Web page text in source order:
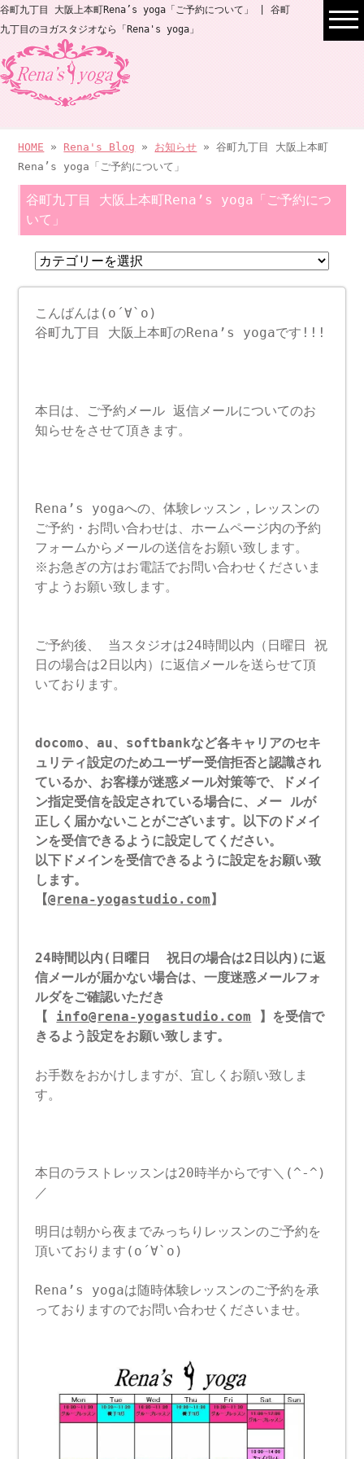
谷町九丁目 大阪上本町Rena’s yoga「ご予約について」 | 谷町
九丁目のヨガスタジオなら「Rena's yoga」
HOME » Rena's Blog » お知らせ » 谷町九丁目 大阪上本町
Rena’s yoga「ご予約について」
谷町九丁目 大阪上本町Rena’s yoga「ご予約につ
いて」
こんばんは(о´∀`о)
谷町九丁目 大阪上本町のRena’s yogaです!!!
本日は、ご予約メール 返信メールについてのお
知らせをさせて頂きます。
Rena’s yogaへの、体験レッスン，レッスンの
ご予約・お問い合わせは、ホームページ内の予約
フォームからメールの送信をお願い致します。
※お急ぎの方はお電話でお問い合わせくださいま
すようお願い致します。
ご予約後、 当スタジオは24時間以内（日曜日 祝
日の場合は2日以内）に返信メールを送らせて頂
いております。
docomo、au、softbankなど各キャリアのセキ
ュリティ設定のためユーザー受信拒否と認識され
ているか、お客様が迷惑メール対策等で、ドメイ
ン指定受信を設定されている場合に、メー ルが
正しく届かないことがございます。以下のドメイ
ンを受信できるように設定してください。
以下ドメインを受信できるように設定をお願い致
します。
【@rena-yogastudio.com】
24時間以内(日曜日 祝日の場合は2日以内)に返
信メールが届かない場合は、一度迷惑メールフォ
ルダをご確認いただき
【 info@rena-yogastudio.com 】を受信で
きるよう設定をお願い致します。
お手数をおかけしますが、宜しくお願い致しま
す。
本日のラストレッスンは20時半からです＼(^-^)
／
明日は朝から夜までみっちりレッスンのご予約を
頂いております(о´∀`о)
Rena’s yogaは随時体験レッスンのご予約を承
っておりますのでお問い合わせくださいませ。